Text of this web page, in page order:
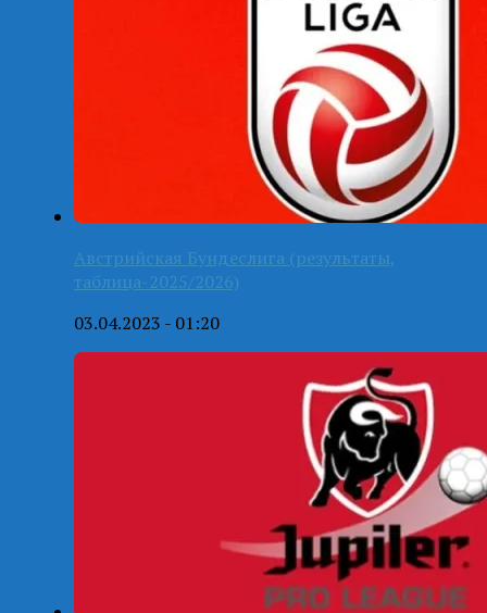
Австрийская Бундеслига (результаты,
таблица-2025/2026)
03.04.2023 - 01:20